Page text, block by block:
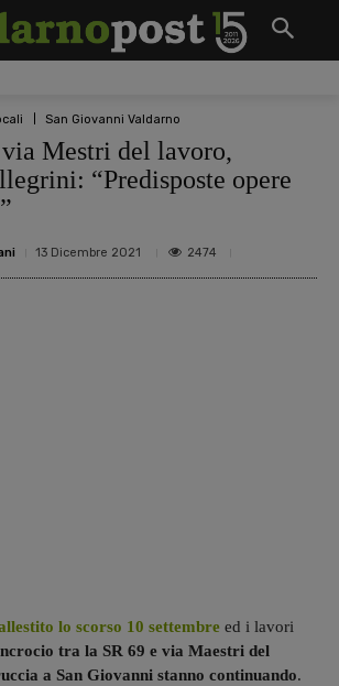
San Giovanni Valdarno
Mestri del lavoro,
“Predisposte opere
13 Dicembre 2021 2474
lo scorso 10 settembre ed i lavori
tra la SR 69 e via Maestri del
a San Giovanni stanno continuando.